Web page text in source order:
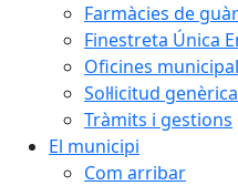
Farmàcies de
Finestreta Única
Oficines
Sol·licitud genèrica
Tràmits i gestions
El municipi
Com arribar